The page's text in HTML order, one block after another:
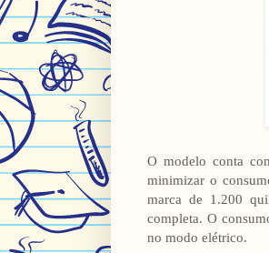
O modelo conta
minimizar o
marca de 1.200
completa. O
no modo elétrico.